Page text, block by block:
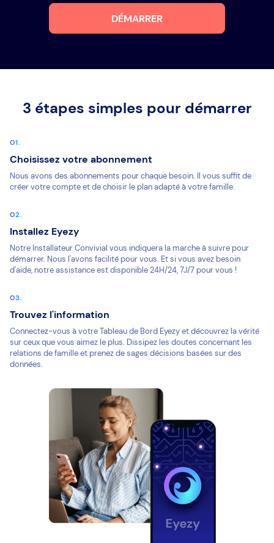
DÉMARRER
3 étapes simples pour démarrer
Choisissez votre abonnement
Nous avons des abonnements pour chaque besoin. Il vous suffit de
créer votre compte et de choisir le plan adapté à votre famille.
Installez Eyezy
Notre Installateur Convivial vous indiquera la marche à suivre pour
démarrer. Nous l'avons facilité pour vous. Et si vous avez besoin
d'aide, notre assistance est disponible 24H/24, 7J/7 pour vous !
Trouvez l'information
Connectez-vous à votre Tableau de Bord Eyezy et découvrez la vérité
sur ceux que vous aimez le plus. Dissipez les doutes concernant les
relations de famille et prenez de sages décisions basées sur des
données.